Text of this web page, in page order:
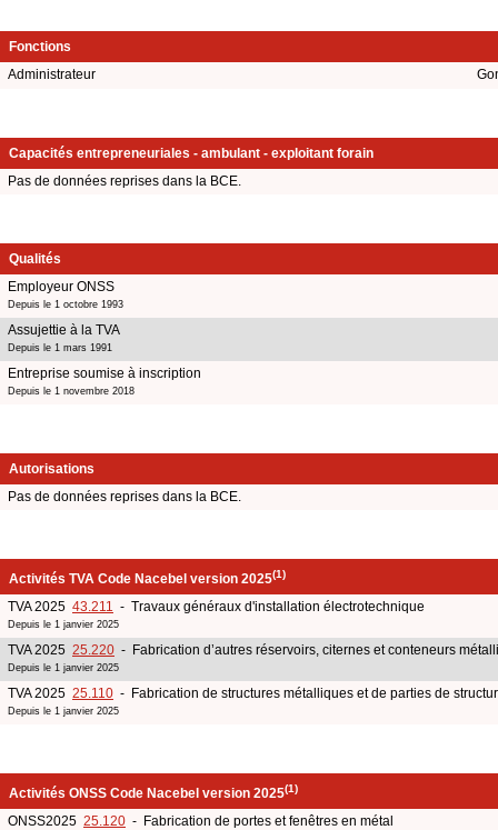
Fonctions
Administrateur
Capacités entrepreneuriales - ambulant - exploitant forain
Pas de données reprises dans la BCE.
Qualités
Employeur ONSS
Depuis le 1 octobre 1993
Assujettie à la TVA
Depuis le 1 mars 1991
Entreprise soumise à inscription
Depuis le 1 novembre 2018
Autorisations
Pas de données reprises dans la BCE.
Activités TVA Code Nacebel version 2025(1)
TVA 2025 43.211 - Travaux généraux d'installation électrotechnique
Depuis le 1 janvier 2025
TVA 2025 25.220 - Fabrication d’autres réservoirs, citernes et conteneurs
Depuis le 1 janvier 2025
TVA 2025 25.110 - Fabrication de structures métalliques et de parties de
Depuis le 1 janvier 2025
Activités ONSS Code Nacebel version 2025(1)
ONSS2025 25.120 - Fabrication de portes et fenêtres en métal